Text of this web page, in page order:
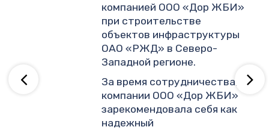
компанией ООО «Дор ЖБИ»
при строительстве
объектов инфраструктуры
ОАО «РЖД» в Северо-
Западной регионе.
За время сотрудничества,
компании ООО «Дор ЖБИ»
зарекомендовала себя как
надежный